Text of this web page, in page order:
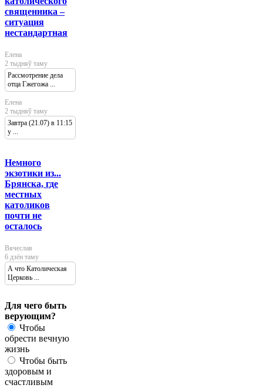
священника –
ситуация
нестандартная
Елена
2 тыдняў таму
Рассмотрение дела
отца Гжегожа ...
Елена
2 тыдняў таму
Завтра (21.07) в 11:15
у ...
Немного
экзотики из...
Брянска, где
местных
католиков
почти не
осталось
Вячеслав
6 дзён таму
А что Католическая
Церковь ...
Для чего быть
верующим?
Чтобы
обрести вечную
жизнь
Чтобы быть
здоровым и
счастливым